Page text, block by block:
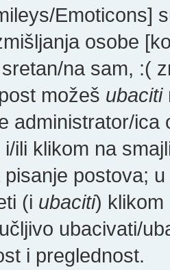
Emoticons]
osobe
na sam, :(
možeš ubaciti
administrator/
ili klikom na
pisanje postova;
(i ubaciti)
ubacivati/
i preglednost.